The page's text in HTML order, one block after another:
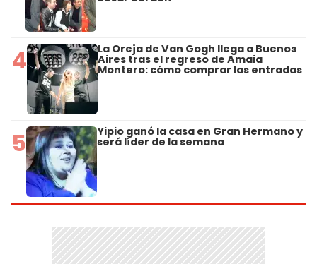
4 La Oreja de Van Gogh llega a Buenos
Aires tras el regreso de Amaia
Montero: cómo comprar las entradas
5 Yipio ganó la casa en Gran Hermano y
será líder de la semana